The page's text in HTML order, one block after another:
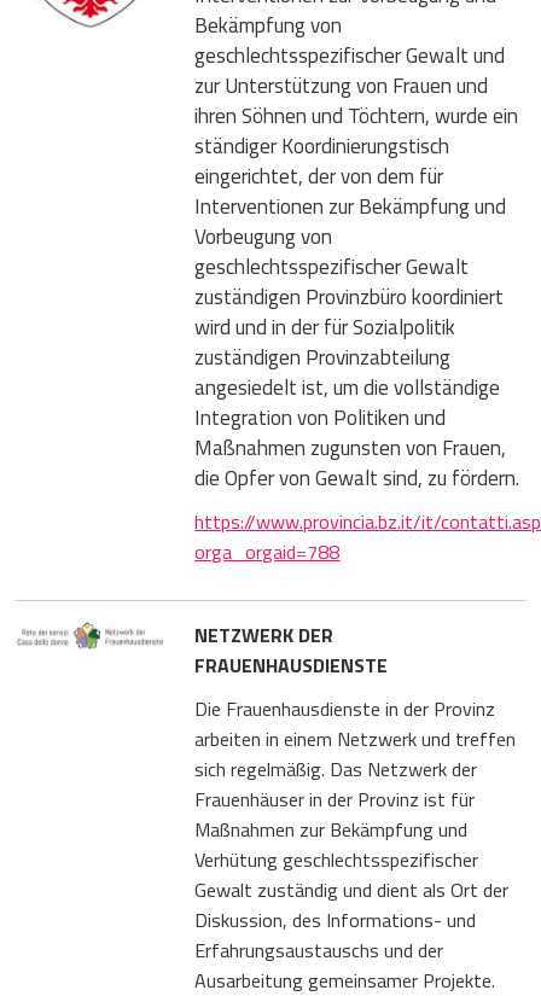
Bekämpfung von
geschlechtsspezifischer Gewalt und
zur Unterstützung von Frauen und
ihren Söhnen und Töchtern, wurde ein
ständiger Koordinierungstisch
eingerichtet, der von dem für
Interventionen zur Bekämpfung und
Vorbeugung von
geschlechtsspezifischer Gewalt
zuständigen Provinzbüro koordiniert
wird und in der für Sozialpolitik
zuständigen Provinzabteilung
angesiedelt ist, um die vollständige
Integration von Politiken und
Maßnahmen zugunsten von Frauen,
die Opfer von Gewalt sind, zu fördern.
https://www.provincia.bz.it/it/
orga_orgaid=788
NETZWERK DER
FRAUENHAUSDIENSTE
Die Frauenhausdienste in der Provinz
arbeiten in einem Netzwerk und treffen
sich regelmäßig. Das Netzwerk der
Frauenhäuser in der Provinz ist für
Maßnahmen zur Bekämpfung und
Verhütung geschlechtsspezifischer
Gewalt zuständig und dient als Ort der
Diskussion, des Informations- und
Erfahrungsaustauschs und der
Ausarbeitung gemeinsamer Projekte.